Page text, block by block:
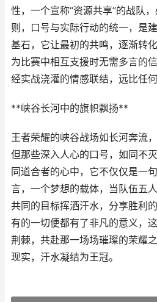
性，一个宣称“资源共享”的战队
则，口号与实际行动的统一，是
基石，它让最初的共鸣，逐渐转
为比赛中相互支援时无需多言的
经实战浇灌的情感联结，远比任
**峡谷长河中的旗帜飘扬**
王者荣耀的峡谷战场如长河奔流
但那些深入人心的口号，如同不
同道合者的心中，它不仅仅是一
言，一个梦想的载体，当队伍五
共同的目标挥洒汗水，分享胜利
有的一切便都有了非凡的意义，
荆棘，共赴那一场场璀璨的荣耀
现实，汗水凝结为王冠。